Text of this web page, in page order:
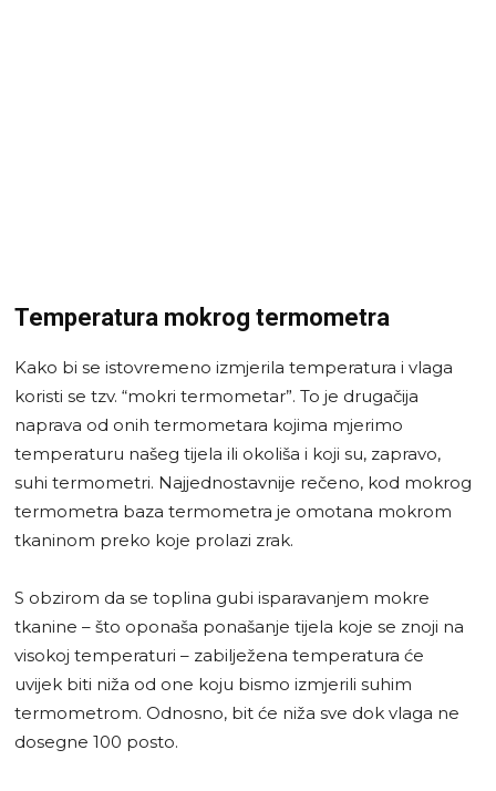
Temperatura mokrog termometra
Kako bi se istovremeno izmjerila temperatura i vlaga
koristi se tzv. “mokri termometar”. To je drugačija
naprava od onih termometara kojima mjerimo
temperaturu našeg tijela ili okoliša i koji su, zapravo,
suhi termometri. Najjednostavnije rečeno, kod mokrog
termometra baza termometra je omotana mokrom
tkaninom preko koje prolazi zrak.
S obzirom da se toplina gubi isparavanjem mokre
tkanine – što oponaša ponašanje tijela koje se znoji na
visokoj temperaturi – zabilježena temperatura će
uvijek biti niža od one koju bismo izmjerili suhim
termometrom. Odnosno, bit će niža sve dok vlaga ne
dosegne 100 posto.